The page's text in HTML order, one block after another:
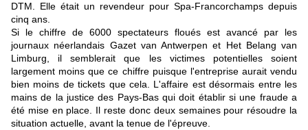
DTM. Elle était un revendeur pour Spa-Francorchamps depuis
cinq ans.
Si le chiffre de 6000 spectateurs floués est avancé par les
journaux néerlandais Gazet van Antwerpen et Het Belang van
Limburg, il semblerait que les victimes potentielles soient
largement moins que ce chiffre puisque l'entreprise aurait vendu
bien moins de tickets que cela. L'affaire est désormais entre les
mains de la justice des Pays-Bas qui doit établir si une fraude a
été mise en place. Il reste donc deux semaines pour résoudre la
situation actuelle, avant la tenue de l'épreuve.